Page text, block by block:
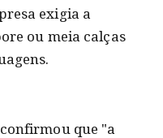
exigia a
ou meia calças
que "a